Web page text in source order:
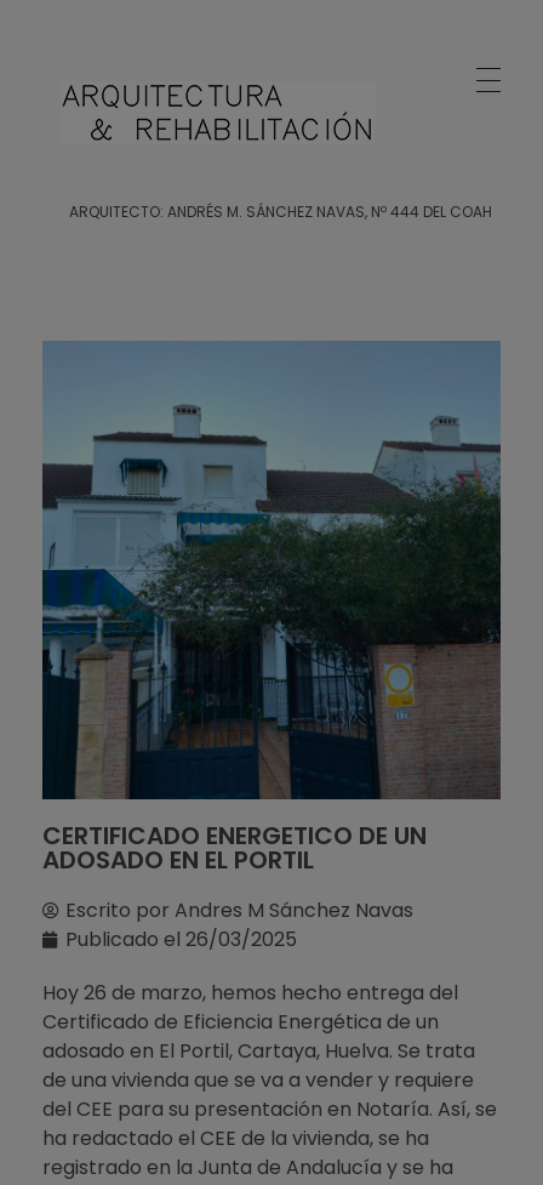
ARQUITECTO: ANDRÉS M. SÁNCHEZ NAVAS, Nº 444 DEL COAH
CERTIFICADO ENERGETICO DE UN
ADOSADO EN EL PORTIL
Escrito por Andres M Sánchez Navas
Publicado el 26/03/2025
Hoy 26 de marzo, hemos hecho entrega del
Certificado de Eficiencia Energética de un
adosado en El Portil, Cartaya, Huelva. Se trata
de una vivienda que se va a vender y requiere
del CEE para su presentación en Notaría. Así, se
ha redactado el CEE de la vivienda, se ha
registrado en la Junta de Andalucía y se ha